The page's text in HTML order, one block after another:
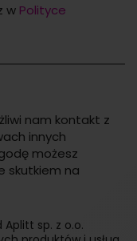
w Polityce
nam kontakt z
innych
możesz
skutkiem na
sp. z o.o.